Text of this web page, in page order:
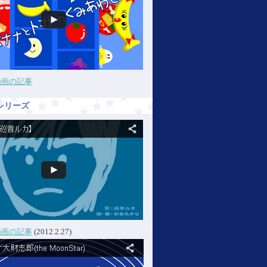
の記事
リーズ
の記事 (2012.2.27)